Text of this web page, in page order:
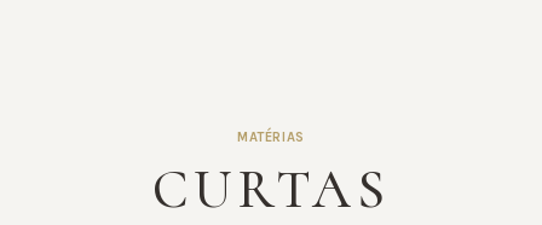
MATÉRIAS
CURTAS